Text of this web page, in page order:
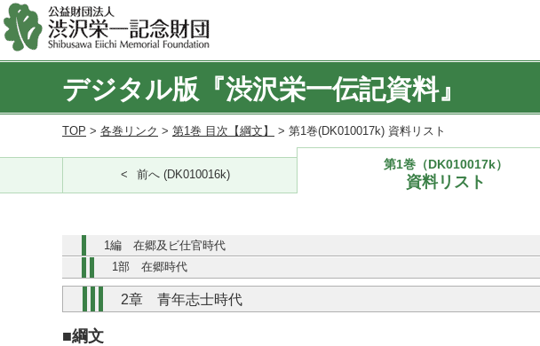
デジタル版『渋沢栄一伝記資料』
TOP > 各巻リンク > 第1巻 目次【綱文】 > 第1巻(DK010017k) 資料リスト
前へ (DK010016k)
第1巻（DK010017k）
資料リスト
1編 在郷及ビ仕官時代
1部 在郷時代
2章 青年志士時代
■綱文